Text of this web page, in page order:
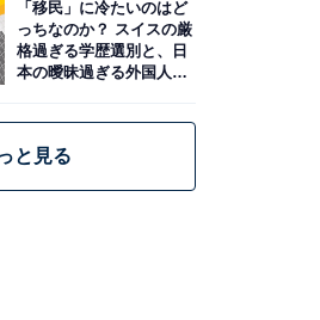
「移民」に冷たいのはど
っちなのか？ スイスの厳
格過ぎる学歴選別と、日
本の曖昧過ぎる外国人政
と見る